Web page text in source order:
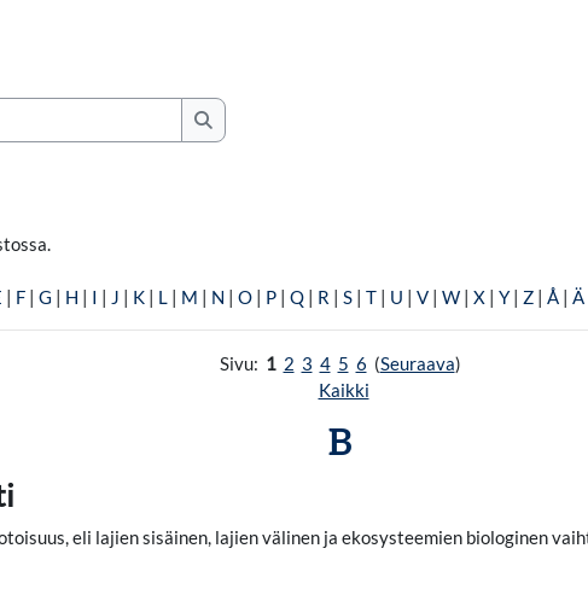
Hae
| F | G | H | I | J | K | L | M | N | O | P | Q | R | S | T | U | V | W | X | Y| Z | Å | Ä
Sivu: 1 2 3 4 5 6 (Seuraava)
Kaikki
B
eli lajien sisäinen, lajien välinen ja ekosysteemien biologinen